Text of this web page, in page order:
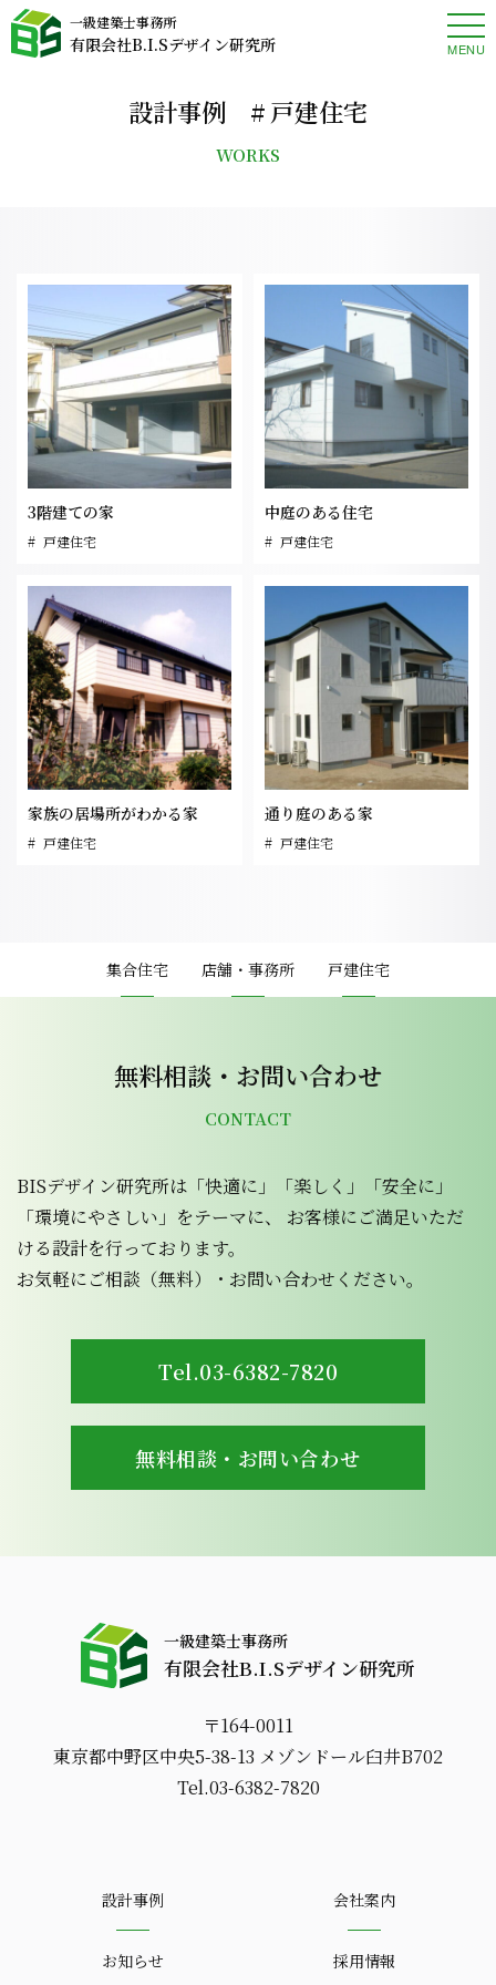
一級建築士事務所
有限会社B.I.Sデザイン研究所 MENU
設計事例 戸建住宅
WORKS
3階建ての家
戸建住宅
中庭のある住宅
戸建住宅
家族の居場所がわかる家
戸建住宅
通り庭のある家
戸建住宅
集合住宅 店舗・事務所 戸建住宅
無料相談・お問い合わせ
CONTACT
BISデザイン研究所は「快適に」「楽しく」「安全に」
「環境にやさしい」をテーマに、 お客様にご満足いただ
ける設計を行っております。
お気軽にご相談（無料）・お問い合わせください。
Tel.03-6382-7820
無料相談・お問い合わせ
一級建築士事務所
有限会社B.I.Sデザイン研究所
〒164-0011
東京都中野区中央5-38-13 メゾンドール臼井B702
Tel.03-6382-7820
設計事例 会社案内
お知らせ 採用情報